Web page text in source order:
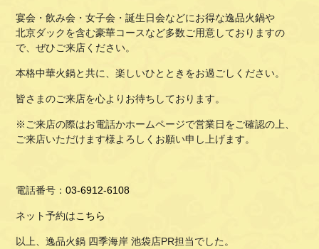
宴会・飲み会・女子会・誕生日会などにお得な逸品火鍋や
北京ダックを含む豪華コースなど多数ご用意しておりますの
で、ぜひご来店ください。
本格中華火鍋と共に、楽しいひとときをお過ごしください。
皆さまのご来店を心よりお待ちしております。
※ご来店の際はお電話かホームページで営業日をご確認の上、
ご来店いただけます様よろしくお願い申し上げます。
電話番号：03-6912-6108
ネット予約はこちら
以上、逸品火鍋 四季海岸 池袋店PR担当でした。